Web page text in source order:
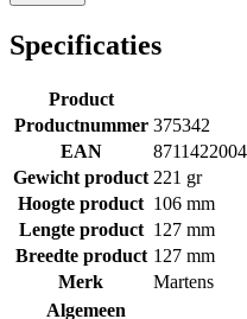
Specificaties
Product
Productnummer 375342
EAN
Gewicht product 221 gr
Hoogte product 106 mm
Lengte product 127 mm
Breedte product 127 mm
Merk
Martens
Algemeen